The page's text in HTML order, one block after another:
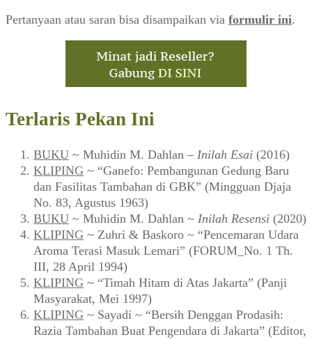
Pertanyaan atau saran bisa disampaikan via formulir ini.
Terlaris Pekan Ini
BUKU ~ Muhidin M. Dahlan – Inilah Esai (2016)
KLIPING ~ “Ganefo: Pembangunan Gedung Baru
dan Fasilitas Tambahan di GBK” (Mingguan Djaja
No. 83, Agustus 1963)
BUKU ~ Muhidin M. Dahlan ~ Inilah Resensi (2020)
KLIPING ~ Zuhri & Baskoro ~ “Pencemaran Udara
Aroma Terasi Masuk Lemari” (FORUM_No. 1 Th.
III, 28 April 1994)
KLIPING ~ “Timah Hitam di Atas Jakarta” (Panji
Masyarakat, Mei 1997)
KLIPING ~ Sayadi ~ “Bersih Denggan Prodasih:
Razia Tambahan Buat Pengendara di Jakarta” (Editor,